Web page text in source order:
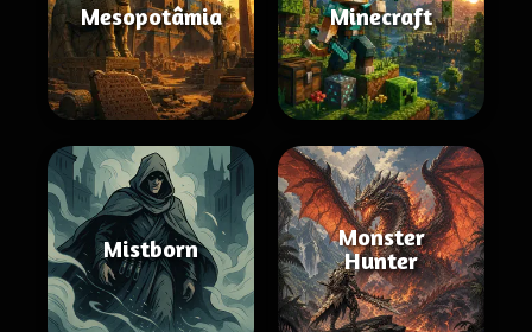
Mesopotâmia Minecraft
Mistborn
Monster
Hunter